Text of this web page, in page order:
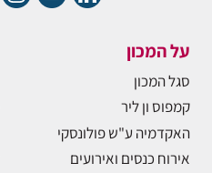
על המכון
סגל המכון
קמפוס ון ליר
האקדמיה ע"ש פולונסקי
אירוח כנסים ואירועים